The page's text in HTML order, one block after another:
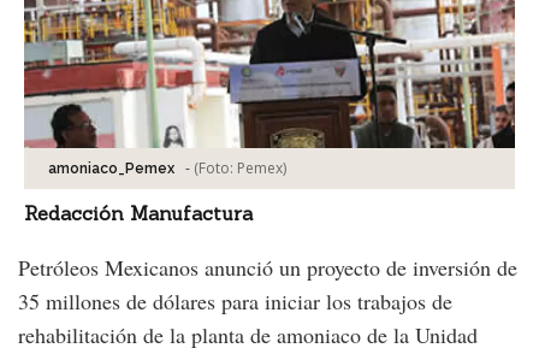
amoniaco_Pemex - (Foto: Pemex)
Redacción Manufactura
Petróleos Mexicanos anunció un proyecto de inversión de
35 millones de dólares para iniciar los trabajos de
rehabilitación de la planta de amoniaco de la Unidad